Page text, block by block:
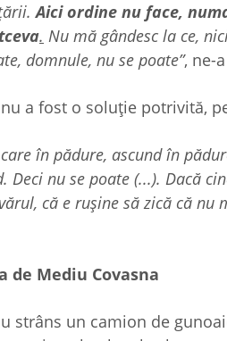
țării.Aici ordine nu face,
. Nu mă gândesc la ce,
domnule, nu se poate”, ne-
a fost o soluție potrivită,
în pădure, ascund în
nu se poate (...). Dacă
că e rușine să zică că nu
de Mediu Covasna
strâns un camion de